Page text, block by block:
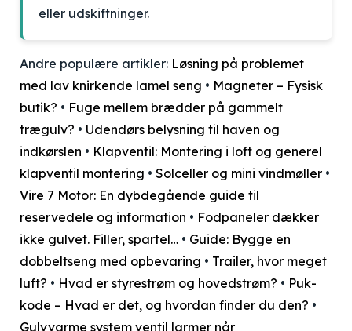
eller udskiftninger.
Andre populære artikler: Løsning på problemet
med lav knirkende lamel seng • Magneter – Fysisk
butik? • Fuge mellem brædder på gammelt
trægulv? • Udendørs belysning til haven og
indkørslen • Klapventil: Montering i loft og generel
klapventil montering • Solceller og mini vindmøller •
Vire 7 Motor: En dybdegående guide til
reservedele og information • Fodpaneler dækker
ikke gulvet. Filler, spartel… • Guide: Bygge en
dobbeltseng med opbevaring • Trailer, hvor meget
luft? • Hvad er styrestrøm og hovedstrøm? • Puk-
kode – Hvad er det, og hvordan finder du den? •
Gulvvarme system ventil larmer når